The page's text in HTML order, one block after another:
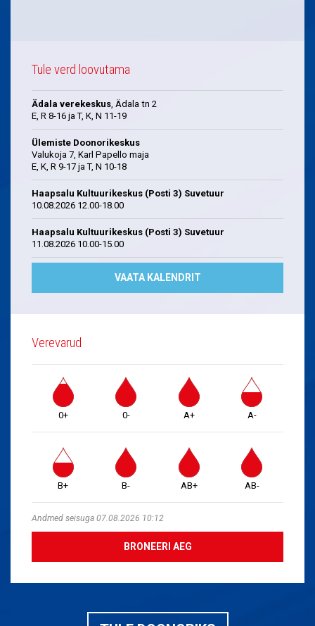
Tule verd loovutama
Ädala verekeskus, Ädala tn 2
E, R 8-16 ja T, K, N 11-19
Ülemiste Doonorikeskus
Valukoja 7, Karl Papello maja
E, K, R 9-17 ja T, N 10-18
Haapsalu Kultuurikeskus (Posti 3) Suvetuur
10.08.2026 12.00-18.00
Haapsalu Kultuurikeskus (Posti 3) Suvetuur
11.08.2026 10.00-15.00
VAATA KALENDRIT
Verevarud
0+ 0- A+ A-
B+ B- AB+ AB-
Andmed seisuga 07.08.2026 10:12
BRONEERI AEG